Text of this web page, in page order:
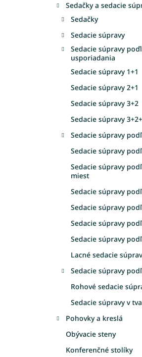
Sedačky a sedacie
Sedačky
Sedacie súpravy
Sedacie súpravy
usporiadania
Sedacie súpravy 1+1
Sedacie súpravy 2+1
Sedacie súpravy 3+2
Sedacie súpravy
Sedacie súpravy
Sedacie súpravy
Sedacie súpravy
miest
Sedacie súpravy
Sedacie súpravy
Sedacie súpravy
Sedacie súpravy
Lacné sedacie
Sedacie súpravy
Rohové sedacie
Sedacie súpravy v
Pohovky a kreslá
Obývacie steny
Konferenčné stolíky